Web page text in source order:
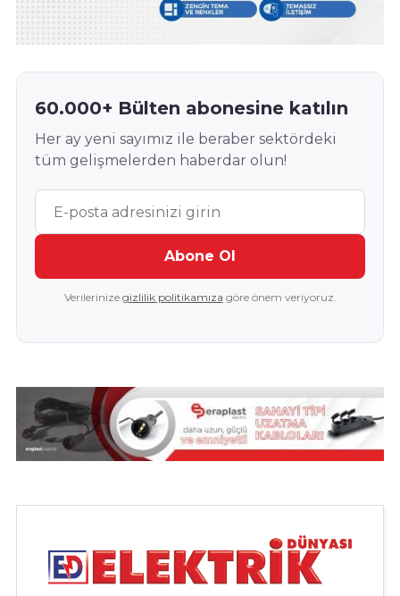
60.000+ Bülten abonesine katılın
Her ay yeni sayımız ile beraber sektördeki
tüm gelişmelerden haberdar olun!
Abone Ol
Verilerinize gizlilik politikamıza göre önem veriyoruz.